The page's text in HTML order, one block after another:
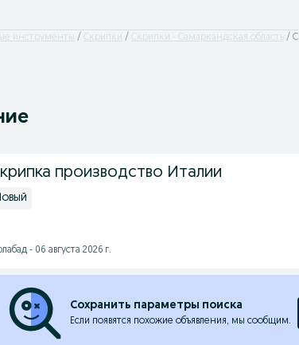
инструменты Скрипки Скрипки - Самаркандская область
производство Италии
- 06 августа 2026 г.
Сохранить параметры поиска
Если появятся похожие объявления, мы сообщим.